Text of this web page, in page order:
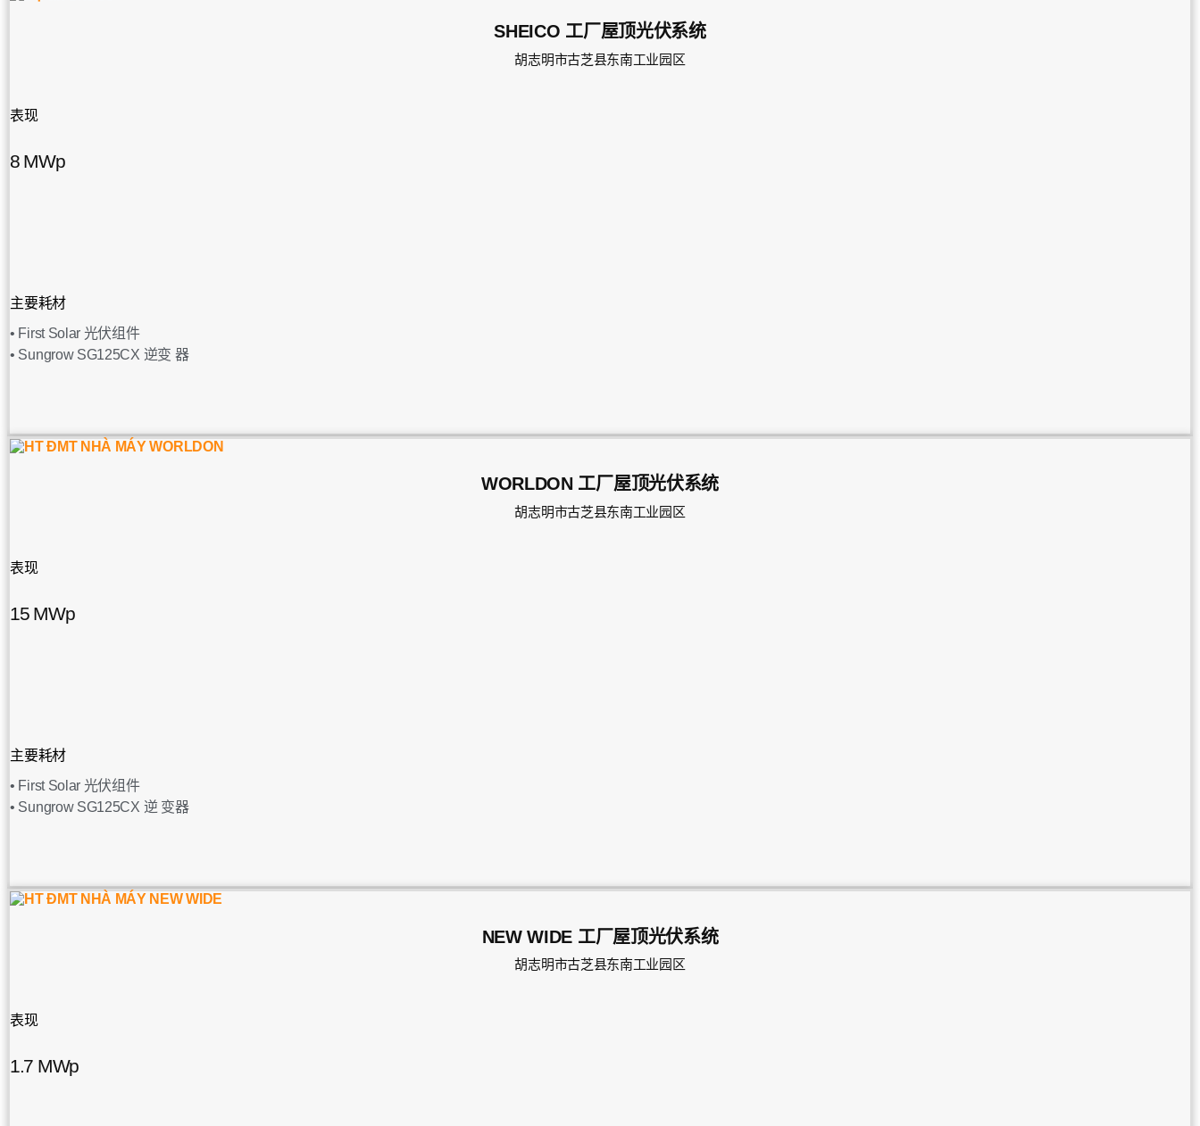
SHEICO 工厂屋顶光伏系统
胡志明市古芝县东南工业园区
表现
8 MWp
主要耗材
• First Solar 光伏组件
• Sungrow SG125CX 逆变 器
WORLDON 工厂屋顶光伏系统
胡志明市古芝县东南工业园区
表现
15 MWp
主要耗材
• First Solar 光伏组件
• Sungrow SG125CX 逆 变器
NEW WIDE 工厂屋顶光伏系统
胡志明市古芝县东南工业园区
表现
1.7 MWp